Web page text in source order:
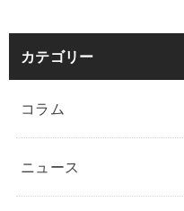
カテゴリー
コラム
ニュース